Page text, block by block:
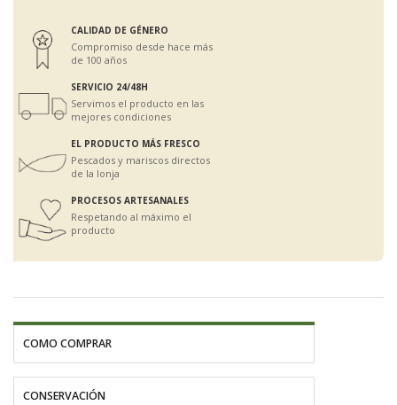
CALIDAD DE GÉNERO
Compromiso desde hace más
de 100 años
SERVICIO 24/48H
Servimos el producto en las
mejores condiciones
EL PRODUCTO MÁS FRESCO
Pescados y mariscos directos
de la lonja
PROCESOS ARTESANALES
Respetando al máximo el
producto
COMO COMPRAR
CONSERVACIÓN